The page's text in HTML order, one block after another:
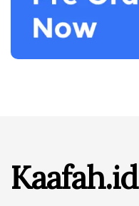
Kaafah.id